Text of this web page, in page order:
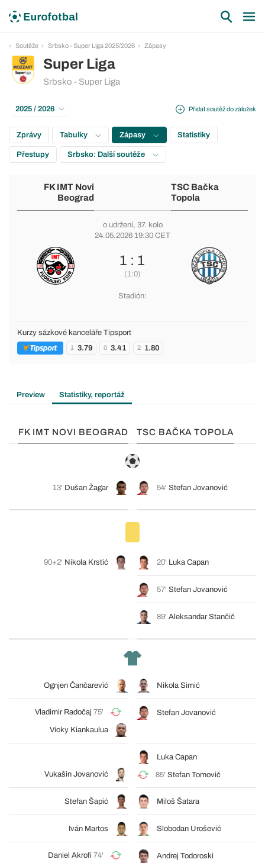
Soutěže Srbsko - Super Liga 2025/2026 Zápasy
Super Liga
Srbsko - Super Liga
Přidat soutěž do záložek
2025 / 2026
Zprávy Tabulky Zápasy Statistiky
Přestupy Srbsko: Další soutěže
FK IMT Novi
Beograd
TSC Bačka
Topola
o udržení, 37. kolo
24.05.2026 19:30 CET
1 : 1
(1:0)
Stadión:
Kurzy sázkové kanceláře Tipsport
1 3.79 0 3.41 2 1.80
Preview Statistiky, reportáž
FK IMT NOVI BEOGRAD TSC BAČKA TOPOLA
13' Dušan Žagar 54' Stefan Jovanović
90+2' Nikola Krstić 20' Luka Capan
57' Stefan Jovanović
89' Aleksandar Stančič
Ognjen Čančarević Nikola Simić
Vladimir Radočaj 75'
Vicky Kiankaulua
Stefan Jovanović
Vukašin Jovanović
Luka Capan
85' Stefan Tomovič
Stefan Šapić Miloš Šatara
Iván Martos Slobodan Urošević
Daniel Akrofi 74' Andrej Todoroski